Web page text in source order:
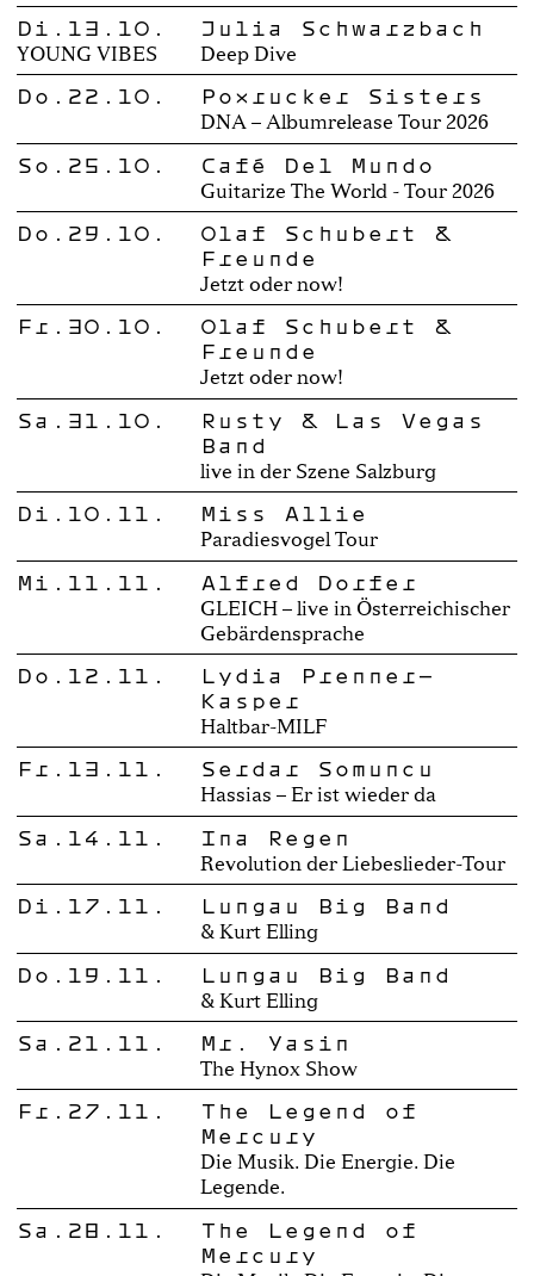
Di.13.10.
YOUNG VIBES
Julia Schwarzbach
Deep Dive
Do.22.10. Poxrucker Sisters
DNA – Albumrelease Tour 2026
So.25.10. Café Del Mundo
Guitarize The World - Tour 2026
Do.29.10.
Olaf Schubert &
Freunde
Jetzt oder now!
Fr.30.10.
Olaf Schubert &
Freunde
Jetzt oder now!
Sa.31.10.
Rusty & Las Vegas
Band
live in der Szene Salzburg
Di.10.11. Miss Allie
Paradiesvogel Tour
Mi.11.11. Alfred Dorfer
GLEICH – live in Österreichischer
Gebärdensprache
Do.12.11.
Lydia Prenner-
Kasper
Haltbar-MILF
Fr.13.11. Serdar Somuncu
Hassias – Er ist wieder da
Sa.14.11. Ina Regen
Revolution der Liebeslieder-Tour
Di.17.11. Lungau Big Band
& Kurt Elling
Do.19.11. Lungau Big Band
& Kurt Elling
Sa.21.11. Mr. Yasin
The Hynox Show
Fr.27.11.
The Legend of
Mercury
Die Musik. Die Energie. Die
Legende.
Sa.28.11.
The Legend of
Mercury